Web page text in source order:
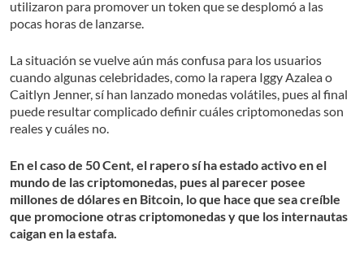
utilizaron para promover un token que se desplomó a las
pocas horas de lanzarse.
La situación se vuelve aún más confusa para los usuarios
cuando algunas celebridades, como la rapera Iggy Azalea o
Caitlyn Jenner, sí han lanzado monedas volátiles, pues al final
puede resultar complicado definir cuáles criptomonedas son
reales y cuáles no.
En el caso de 50 Cent, el rapero sí ha estado activo en el
mundo de las criptomonedas, pues al parecer posee
millones de dólares en Bitcoin, lo que hace que sea creíble
que promocione otras criptomonedas y que los internautas
caigan en la estafa.